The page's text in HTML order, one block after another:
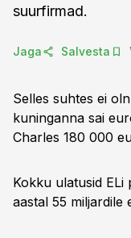
suurfirmad.
Jaga Salvesta
Selles suhtes ei
kuninganna sai
Charles 180 000
Kokku ulatusid ELi
aastal 55 miljardile